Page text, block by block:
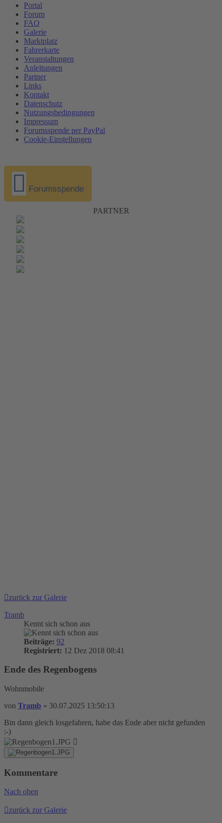
Portal
Forum
FAQ
Galerie
Marktplatz
Fahrerkarte
Veranstaltungen
Anleitungen
Partner
Links
Kontakt
Datenschutz
Nutzungsbedingungen
Impressum
Forumsspende per PayPal
Cookie-Einstellungen
Forumsspende
PARTNER
zurück zur Galerie
Tramb
Kennt sich schon aus
Beiträge: 92
Registriert: 12 Dez 2018 08:41
Ende des Regenbogens
Wohnmobile
von Tramb » 30.07.2025 13:50:13
Bin dann gleich losgefahren, habe das Ende aber nicht gefunden
:-)
Kommentare
Nach oben
zurück zur Galerie